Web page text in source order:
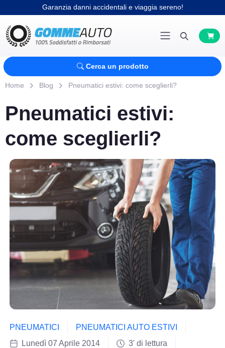
Garanzia danni accidentali e viaggia sereno!
Cerca un prodotto
Home Blog Pneumatici estivi: come sceglierli?
Pneumatici estivi:
come sceglierli?
PNEUMATICI
PNEUMATICI AUTO ESTIVI
Lunedì 07 Aprile 2014
3' di lettura